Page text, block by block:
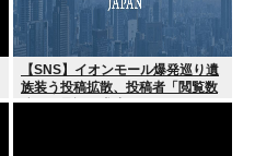
【SNS】イオンモール爆発巡り遺
族装う投稿拡散、投稿者「閲覧数
稼ぎや承認欲求止まらなくなっ